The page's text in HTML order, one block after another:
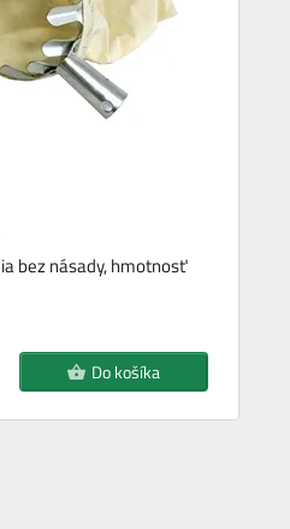
bez násady, hmotnosť
Do košíka